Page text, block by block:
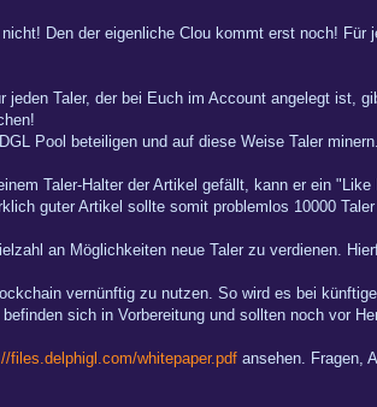
Den der eigenliche Clou kommt erst noch!
Taler, der bei Euch im Account angelegt ist,
Pool beteiligen und auf diese Weise Taler
Taler-Halter der Artikel gefällt, kann er ein
guter Artikel sollte somit problemlos 10000
an Möglichkeiten neue Taler zu verdienen.
vernünftig zu nutzen. So wird es bei
sich in Vorbereitung und sollten noch vor
files.delphigl.com/whitepaper.pdf ansehen. Fragen,